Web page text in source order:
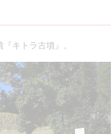
キトラ古墳』。